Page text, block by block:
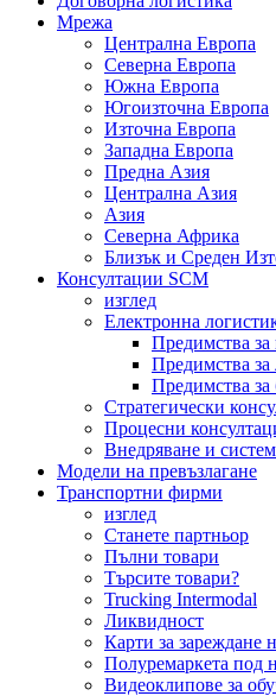
Мрежа
Централна Европа
Северна Европа
Южна Европа
Югоизточна Европа
Източна Европа
Западна Европа
Предна Азия
Централна Азия
Азия
Северна Африка
Близък и Среден
Консултации SCM
изглед
Електронна
Предимства
Предимства
Предимства за
Стратегически
Процесни
Внедряване и
Модели на превъзлагане
Транспортни фирми
изглед
Станете партньор
Пълни товари
Търсите товари?
Trucking Intermodal
Ликвидност
Карти за зареждане
Полуремаркета под
Видеоклипове за